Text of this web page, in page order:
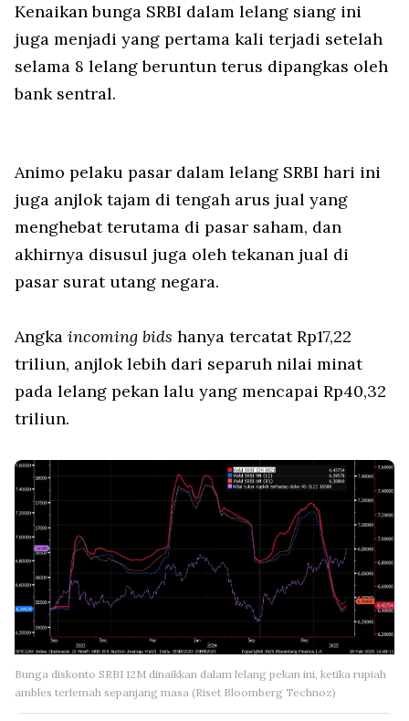
Kenaikan bunga SRBI dalam lelang siang ini
juga menjadi yang pertama kali terjadi setelah
selama 8 lelang beruntun terus dipangkas oleh
bank sentral.
Animo pelaku pasar dalam lelang SRBI hari ini
juga anjlok tajam di tengah arus jual yang
menghebat terutama di pasar saham, dan
akhirnya disusul juga oleh tekanan jual di
pasar surat utang negara.
Angka incoming bids hanya tercatat Rp17,22
triliun, anjlok lebih dari separuh nilai minat
pada lelang pekan lalu yang mencapai Rp40,32
triliun.
Bunga diskonto SRBI 12M dinaikkan dalam lelang pekan ini, ketika rupiah
ambles terlemah sepanjang masa (Riset Bloomberg Technoz)